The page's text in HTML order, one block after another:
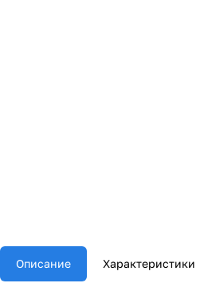
Описание Характеристики